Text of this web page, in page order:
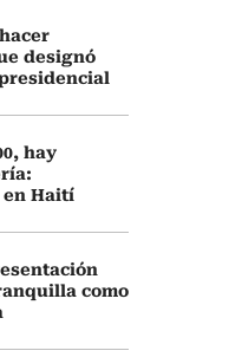
designó
hay
en Haití
como